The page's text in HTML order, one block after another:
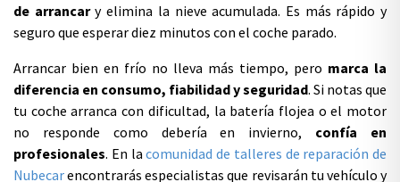
de arrancary elimina la nieve acumulada. Es más rápido y
seguro que esperar diez minutos con el coche parado.
Arrancar bien en frío no lleva más tiempo, pero marca la
diferencia en consumo, fiabilidad y seguridad. Si notas que
tu coche arranca con dificultad, la batería flojea o el motor
no responde como debería en invierno, confía en
profesionales. En lacomunidad de talleres de reparación de
Nubecarencontrarás especialistas que revisarán tu vehículo y